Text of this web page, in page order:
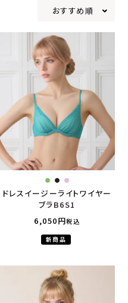
おすすめ順
ドレスイージーライトワイヤー
ブラB6S1
6,050
税込
新商品